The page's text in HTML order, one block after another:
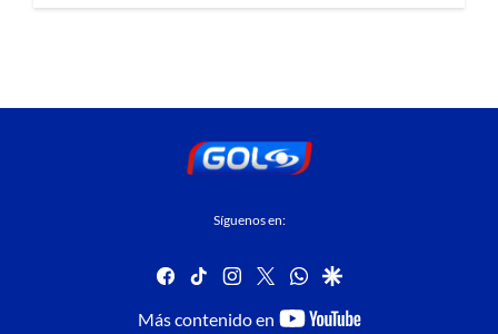
Síguenos en:
facebook
tiktok instagram
twitterwhatsapp
google
Más contenido en
youtube-